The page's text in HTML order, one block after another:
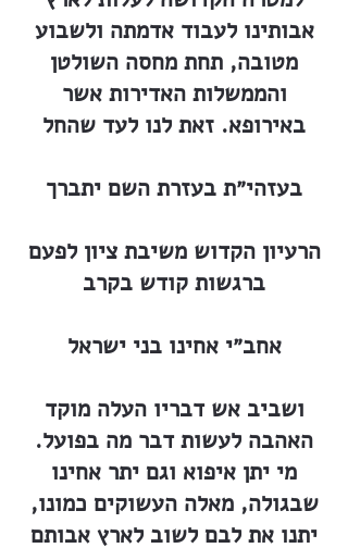
אבותינו לעבוד אדמתה ולשבוע
מטובה, תחת מחסה השולטן
והממשלות האדירות אשר
באירופא. זאת לנו לעד שהחל
בעזהי״ת בעזרת השם יתברך
הרעיון הקדוש משיבת ציון לפעם
ברגשות קודש בקרב
אחב״י אחינו בני ישראל
ושביב אש דבריו העלה מוקד
האהבה לעשות דבר מה בפועל.
מי יתן איפוא וגם יתר אחינו
שבגולה, מאלה העשוקים כמונו,
יתנו את לבם לשוב לארץ אבותם